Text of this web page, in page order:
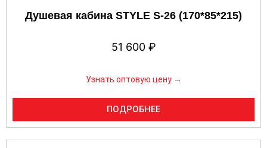
Душевая кабина STYLE S-26 (170*85*215)
51 600 ₽
Узнать оптовую цену →
ПОДРОБНЕЕ